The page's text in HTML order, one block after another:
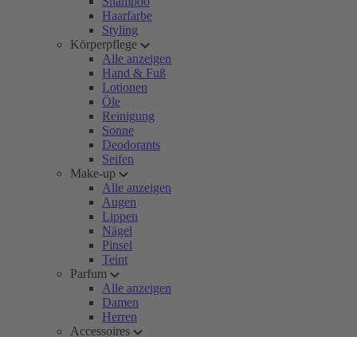
Haarfarbe
Styling
Körperpflege
Alle anzeigen
Hand & Fuß
Lotionen
Öle
Reinigung
Sonne
Deodorants
Seifen
Make-up
Alle anzeigen
Augen
Lippen
Nägel
Pinsel
Teint
Parfum
Alle anzeigen
Damen
Herren
Accessoires